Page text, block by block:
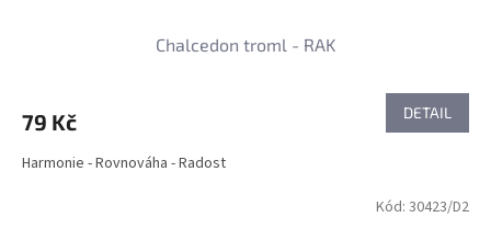
Chalcedon troml - RAK
79 Kč DETAIL
Harmonie - Rovnováha - Radost
Kód: 30423/D2